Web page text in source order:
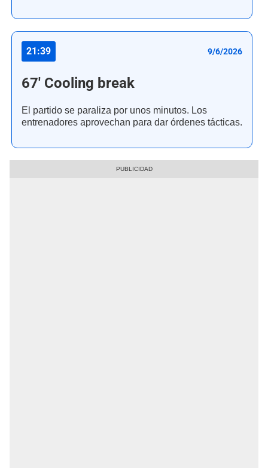
21:39 9/6/2026
67' Cooling break
El partido se paraliza por unos minutos. Los
entrenadores aprovechan para dar órdenes tácticas.